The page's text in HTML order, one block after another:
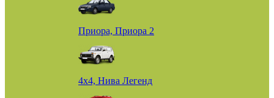
Приора, Приора 2
4х4, Нива Легенд